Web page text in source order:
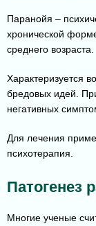
Паранойя –
хронической
среднего возраста.
Характеризуется
бредовых идей.
негативных
Для лечения
психотерапия.
Патогенез
Многие ученые